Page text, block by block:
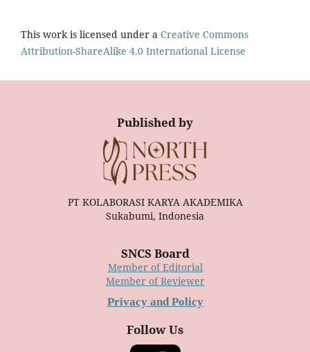
This work is licensed under a Creative Commons
Attribution-ShareAlike 4.0 International License
Published by
PT KOLABORASI KARYA AKADEMIKA
Sukabumi, Indonesia
SNCS Board
Member of Editorial
Member of Reviewer
Privacy and Policy
Follow Us